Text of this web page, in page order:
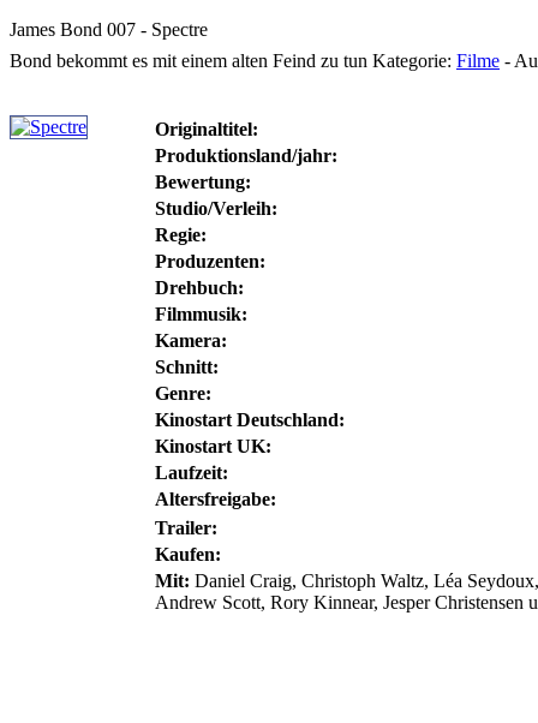
James Bond 007 - Spectre
Bond bekommt es mit einem alten Feind zu tun Kategorie: Filme -
Originaltitel:
Produktionsland/jahr:
Bewertung:
Studio/Verleih:
Regie:
Produzenten:
Drehbuch:
Filmmusik:
Kamera:
Schnitt:
Genre:
Kinostart Deutschland:
Kinostart UK:
Laufzeit:
Altersfreigabe:
Trailer:
Kaufen:
Mit: Daniel Craig, Christoph Waltz, Léa
Andrew Scott, Rory Kinnear, Jesper Christensen